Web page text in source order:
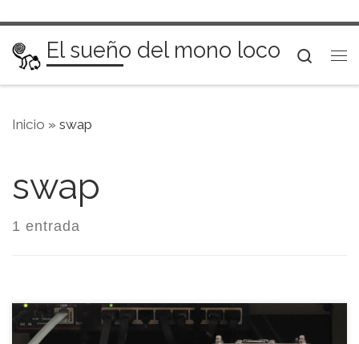
Saltar al contenido
El sueño del mono loco
Inicio » swap
swap
1 entrada